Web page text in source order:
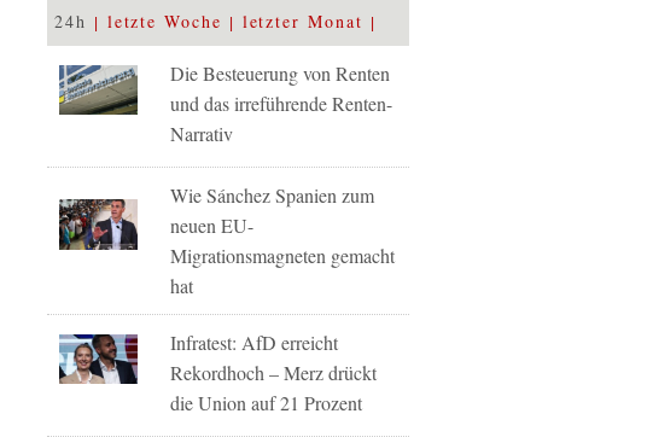
24h letzte Woche letzter Monat
Die Besteuerung von Renten
und das irreführende Renten-
Narrativ
Wie Sánchez Spanien zum
neuen EU-
Migrationsmagneten gemacht
hat
Infratest: AfD erreicht
Rekordhoch – Merz drückt
die Union auf 21 Prozent